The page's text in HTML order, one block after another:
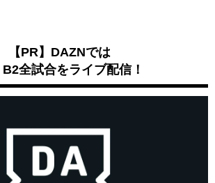
【PR】DAZNでは
全試合をライブ配信！